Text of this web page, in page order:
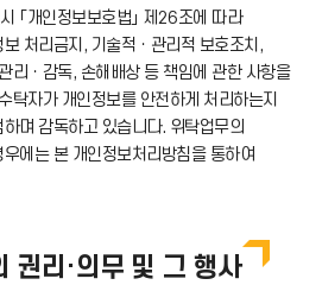
콘
운
로
드
「개인정보보호법」 제26조에 따라
처리금지, 기술적ㆍ관리적 보호조치,
리ㆍ감독, 손해배상 등 책임에 관한 사항을
탁자가 개인정보를 안전하게 처리하는지
며 감독하고 있습니다. 위탁업무의
에는 본 개인정보처리방침을 통하여
권리·의무 및 그 행사